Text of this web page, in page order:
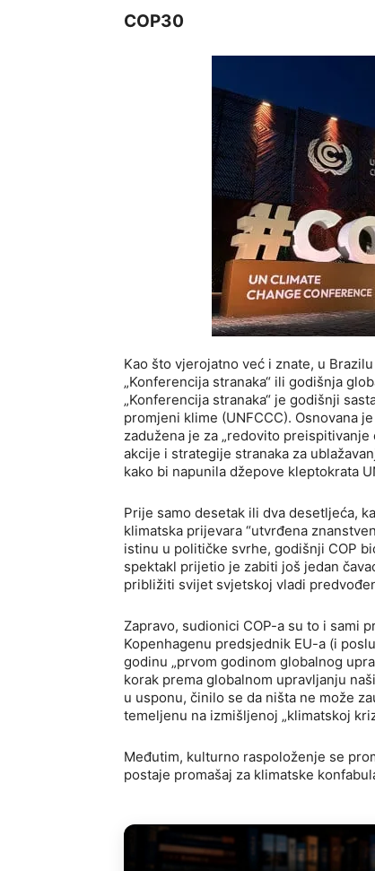
COP30
Kao što vjerojatno već i znate, u
„Konferencija stranaka“ ili godišnja
„Konferencija stranaka“ je godišnji
promjeni klime (UNFCCC). Osnovana
zadužena je za „redovito
akcije i strategije stranaka za
kako bi napunila džepove kleptokrata
Prije samo desetak ili dva desetljeća,
klimatska prijevara “utvrđena
istinu u političke svrhe, godišnji COP
spektakl prijetio je zabiti još jedan
približiti svijet svjetskoj vladi
Zapravo, sudionici COP-a su to i sami
Kopenhagenu predsjednik EU-a (i
godinu „prvom godinom globalnog
korak prema globalnom upravljanju
u usponu, činilo se da ništa ne može
temeljenu na izmišljenoj „klimatskoj
Međutim, kulturno raspoloženje se
postaje promašaj za klimatske